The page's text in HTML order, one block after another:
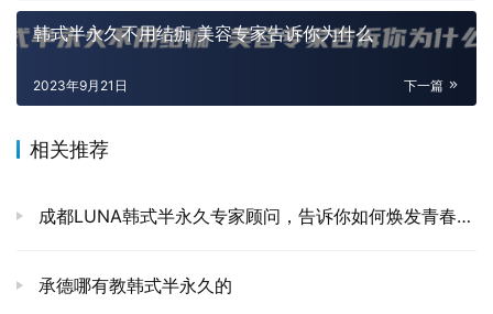
韩式半永久不用结痂 美容专家告诉你为什么
下一篇
2023年9月21日
相关推荐
成都LUNA韩式半永久专家顾问，告诉你如何焕发青春美丽
承德哪有教韩式半永久的